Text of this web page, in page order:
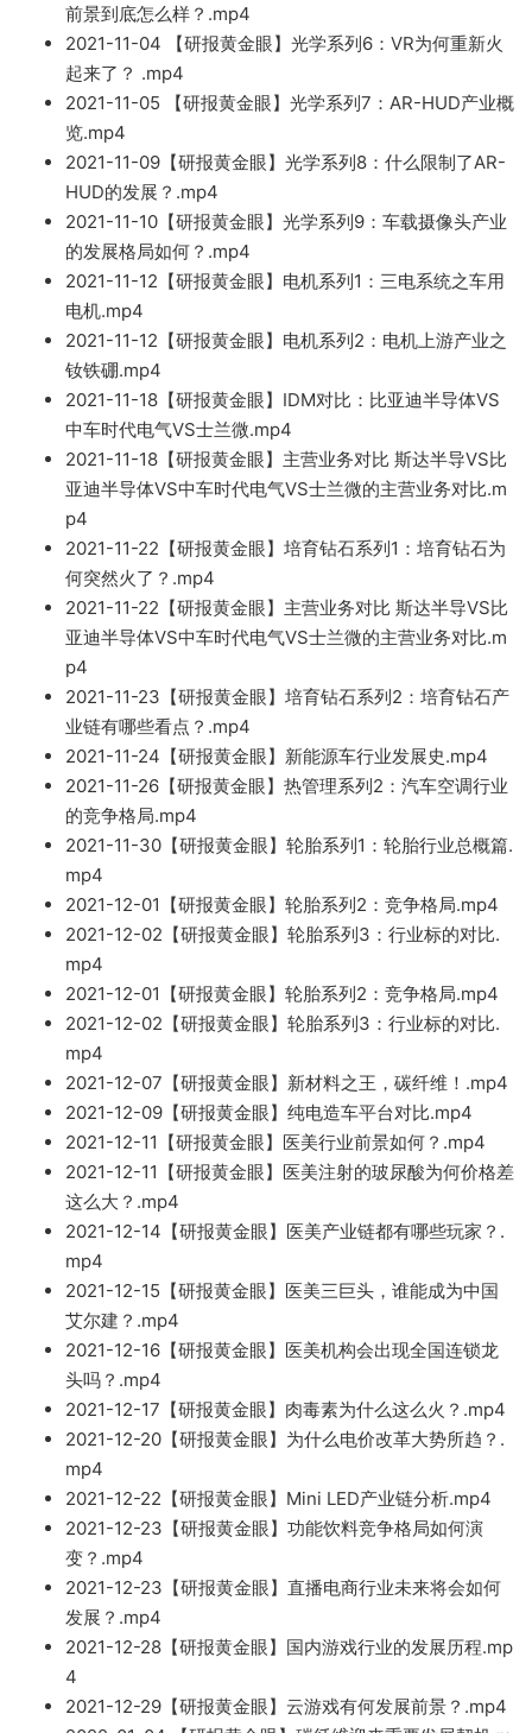
前景到底怎么样？.mp4
2021-11-04 【研报黄金眼】光学系列6：VR为何重新火
起来了？ .mp4
2021-11-05 【研报黄金眼】 光学系列7： AR-HUD产业概
览.mp4
2021-11-09【研报黄金眼】 光学系列8：什么限制了AR-
HUD的发展 ？.mp4
2021-11-10【研报黄金眼】光学系列9：车载摄像头产业
的发展格局如何？.mp4
2021-11-12 【研报黄金眼】电机系列1： 三电系统之车用
电机.mp4
2021-11-12【研报黄金眼】电机系列2：电机上游产业之
钕铁硼.mp4
2021-11-18【研报黄金眼】IDM对比 ：比亚迪半导体VS
中车时代电气VS士兰微.mp4
2021-11-18【研报黄金眼】主营业务对比 斯达半导VS比
亚迪半导体VS中车时代电气VS士兰微的主营业务对比.m
p4
2021-11-22【研报黄金眼】培育钻石系列1：培育钻石为
何突然火了？.mp4
2021-11-22【研报黄金眼】主营业务对比 斯达半导VS比
亚迪半导体VS中车时代电气VS士兰微的主营业务对比.m
p4
2021-11-23【研报黄金眼】培育钻石系列2：培育钻石产
业链有哪些看点？ .mp4
2021-11-24【研报黄金眼】新能源车行业发展史.mp4
2021-11-26【研报黄金眼】热管理系列2：汽车空调行业
的竞争格局.mp4
2021-11-30【研报黄金眼】轮胎系列1：轮胎行业总概篇.
mp4
2021-12-01【研报黄金眼】轮胎系列2：竞争格局.mp4
2021-12-02【研报黄金眼】轮胎系列3：行业标的对比.
mp4
2021-12-01【研报黄金眼】轮胎系列2：竞争格局.mp4
2021-12-02【研报黄金眼】轮胎系列3：行业标的对比.
mp4
2021-12-07 【研报黄金眼】新材料之王，碳纤维！.mp4
2021-12-09【研报黄金眼】纯电造车平台对比.mp4
2021-12-11【研报黄金眼】医美行业前景如何？.mp4
2021-12-11【研报黄金眼】医美注射的玻尿酸为何价格差
这么大 ？.mp4
2021-12-14【研报黄金眼】 医美产业链都有哪些玩家？.
mp4
2021-12-15【研报黄金眼】医美三巨头，谁能成为中国
艾尔建？.mp4
2021-12-16 【研报黄金眼】医美机构会出现全国连锁龙
头吗？.mp4
2021-12-17【研报黄金眼】肉毒素为什么这么火？.mp4
2021-12-20【研报黄金眼】为什么电价改革大势所趋？.
mp4
2021-12-22【研报黄金眼】Mini LED产业链分析.mp4
2021-12-23【研报黄金眼】功能饮料竞争格局如何演
变？.mp4
2021-12-23【研报黄金眼】 直播电商行业未来将会如何
发展？.mp4
2021-12-28【研报黄金眼】国内游戏行业的发展历程.mp
4
2021-12-29【研报黄金眼】云游戏有何发展前景？.mp4